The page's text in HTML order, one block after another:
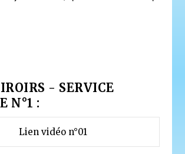
- SERVICE
N°1 :
Lien vidéo n°01